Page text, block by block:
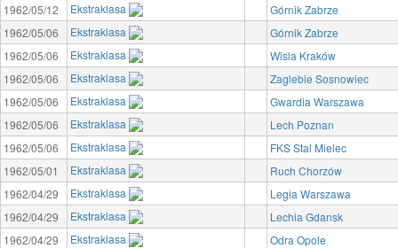
1962/05/12
Ekstraklasa
Górnik Zabrze
1962/05/06
Ekstraklasa
Górnik Zabrze
1962/05/06
Ekstraklasa
Wisla Kraków
1962/05/06
Ekstraklasa
Zaglebie Sosnowiec
1962/05/06
Ekstraklasa
Gwardia Warszawa
1962/05/06
Ekstraklasa
Lech Poznan
1962/05/06
Ekstraklasa
FKS Stal Mielec
1962/05/01
Ekstraklasa
Ruch Chorzów
1962/04/29
Ekstraklasa
Legia Warszawa
1962/04/29
Ekstraklasa
Lechia Gdansk
1962/04/29
Ekstraklasa
Odra Opole